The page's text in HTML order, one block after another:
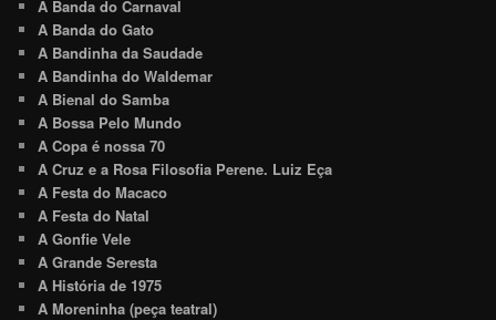
A Banda do Carnaval
A Banda do Gato
A Bandinha da Saudade
A Bandinha do Waldemar
A Bienal do Samba
A Bossa Pelo Mundo
A Copa é nossa 70
A Cruz e a Rosa Filosofia Perene. Luiz Eça
A Festa do Macaco
A Festa do Natal
A Gonfie Vele
A Grande Seresta
A História de 1975
A Moreninha (peça teatral)